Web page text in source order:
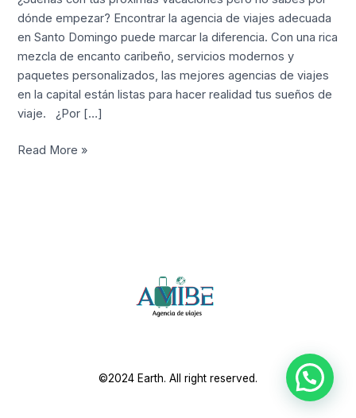
dónde empezar? Encontrar la agencia de viajes adecuada
en Santo Domingo puede marcar la diferencia. Con una rica
mezcla de encanto caribeño, servicios modernos y
paquetes personalizados, las mejores agencias de viajes
en la capital están listas para hacer realidad tus sueños de
viaje. ¿Por […]
Read More »
©2024 Earth. All right reserved.